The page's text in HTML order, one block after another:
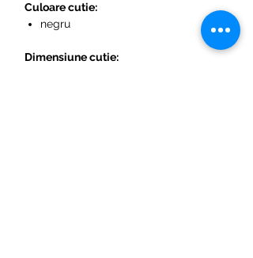
Culoare cutie:
negru
Dimensiune cutie: